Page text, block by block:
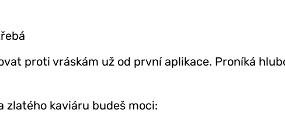
proti vráskám už od první aplikace. Proníká
zlatého kaviáru budeš moci: